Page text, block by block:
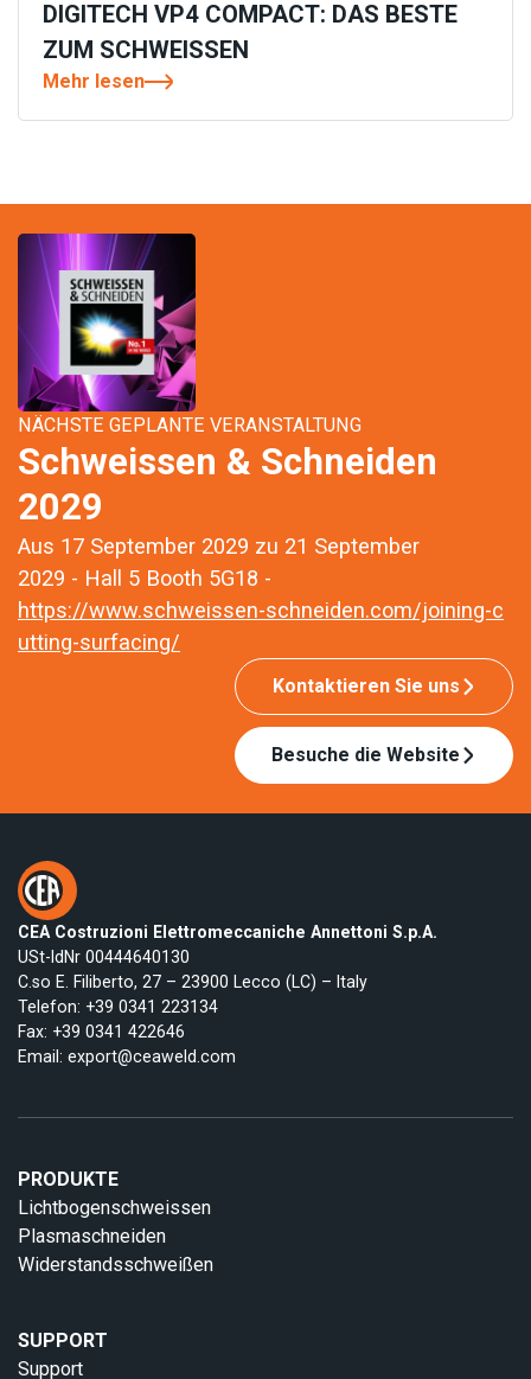
DIGITECH VP4 COMPACT: DAS BESTE
ZUM SCHWEISSEN
Mehr lesen
NÄCHSTE GEPLANTE VERANSTALTUNG
Schweissen & Schneiden
2029
Aus 17 September 2029 zu 21 September
2029 - Hall 5 Booth 5G18 -
https://www.schweissen-schneiden.com/joining-c
utting-surfacing/
Kontaktieren Sie uns
Besuche die Website
CEA Costruzioni Elettromeccaniche Annettoni S.p.A.
USt-IdNr 00444640130
C.so E. Filiberto, 27 – 23900 Lecco (LC) – Italy
Telefon: +39 0341 223134
Fax: +39 0341 422646
Email: export@ceaweld.com
PRODUKTE
Lichtbogenschweissen
Plasmaschneiden
Widerstandsschweißen
SUPPORT
Support